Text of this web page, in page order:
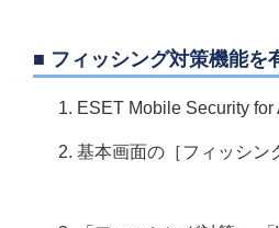
■ フィッシング対策機能を
ESET Mobile Security
基本画面の［フィッシン